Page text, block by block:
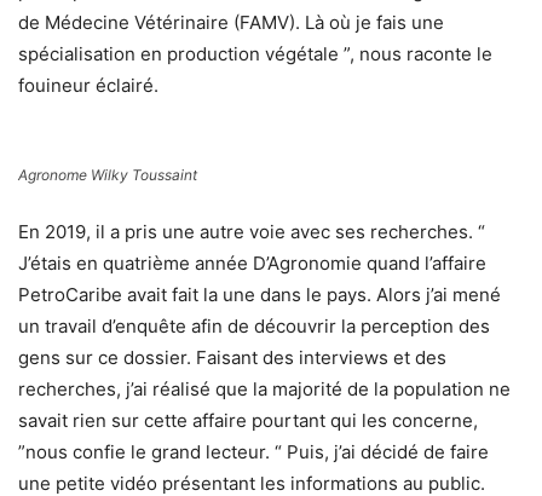
de Médecine Vétérinaire (FAMV). Là où je fais une
spécialisation en production végétale ”, nous raconte le
fouineur éclairé.
Agronome Wilky Toussaint
En 2019, il a pris une autre voie avec ses recherches. “
J’étais en quatrième année D’Agronomie quand l’affaire
PetroCaribe avait fait la une dans le pays. Alors j’ai mené
un travail d’enquête afin de découvrir la perception des
gens sur ce dossier. Faisant des interviews et des
recherches, j’ai réalisé que la majorité de la population ne
savait rien sur cette affaire pourtant qui les concerne,
”nous confie le grand lecteur. “ Puis, j’ai décidé de faire
une petite vidéo présentant les informations au public.